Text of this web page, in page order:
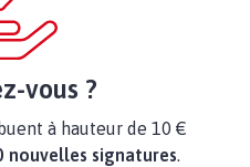
vous ?
à hauteur de 10 €
nouvelles signatures.